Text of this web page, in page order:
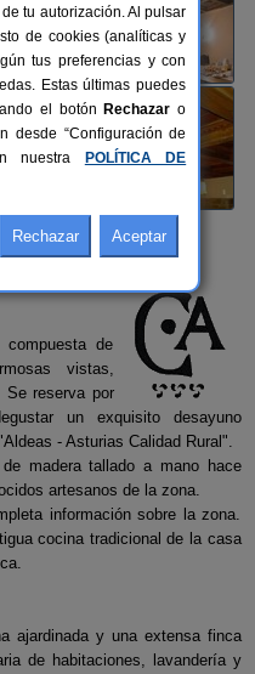
compuesta de
vistas,
Se reserva por
un exquisito desayuno
- Asturias Calidad Rural".
madera tallado a mano hace
artesanos de la zona.
información sobre la zona.
cocina tradicional de la casa
ajardinada y una extensa finca
de habitaciones, lavandería y
tu autorización. Al pulsar
de cookies (analíticas y
tus preferencias y con
Estas últimas puedes
el botón Rechazar o
desde “Configuración de
nuestra
POLÍTICA DE